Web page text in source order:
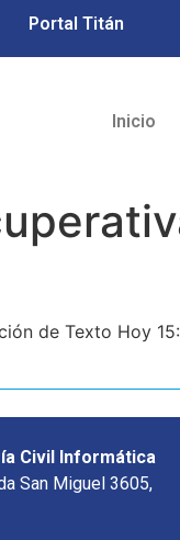
Portal Titán
Inicio
de Texto Hoy
Civil Informática
San Miguel 3605,